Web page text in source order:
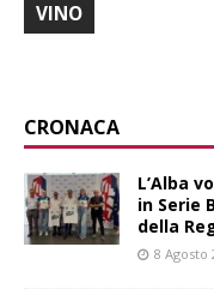
VINO
CRONACA
L’Alba
in Serie
della
8 Agosto